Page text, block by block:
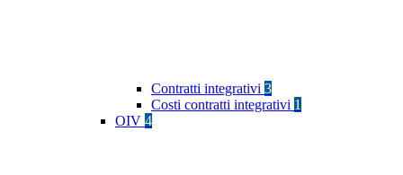
Contratti integrativi 3
Costi contratti integrativi 1
OIV 4